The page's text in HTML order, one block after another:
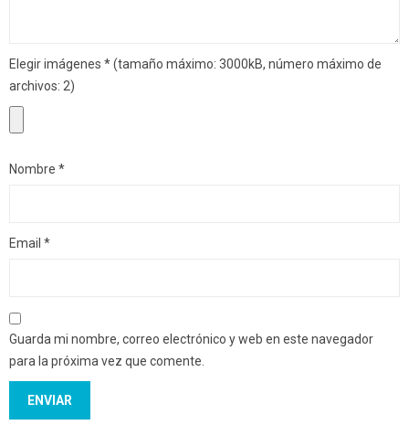
Elegir imágenes *(tamaño máximo: 3000kB, número máximo de
archivos: 2)
Nombre *
Email *
Guarda mi nombre, correo electrónico y web en este navegador
para la próxima vez que comente.